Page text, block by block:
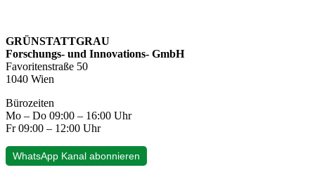
GRÜNSTATTGRAU
Forschungs- und Innovations- GmbH
Favoritenstraße 50
1040 Wien
Bürozeiten
Mo – Do 09:00 – 16:00 Uhr
Fr 09:00 – 12:00 Uhr
WhatsApp Kanal abonnieren